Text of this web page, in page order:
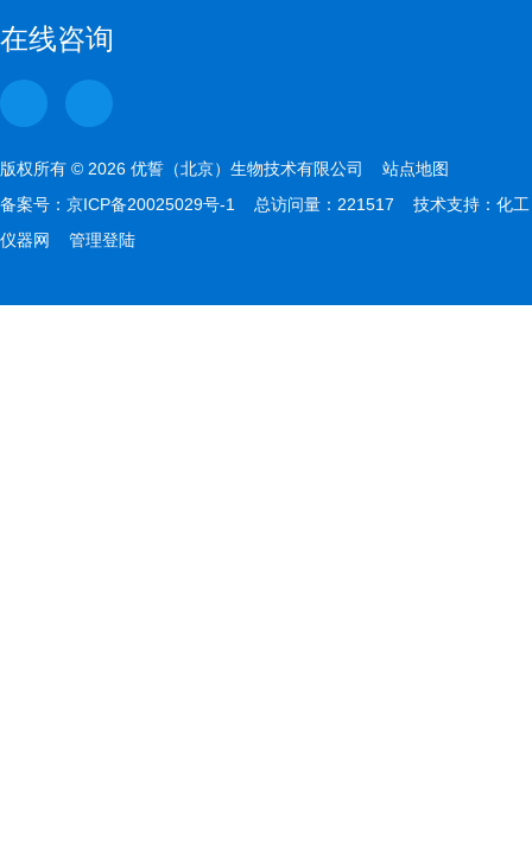
在线咨询
版权所有 © 2026 优誓（北京）生物技术有限公司 站点地图
备案号： 京ICP备20025029号-1 总访问量：221517 技术支持： 化工
仪器网
管理登陆